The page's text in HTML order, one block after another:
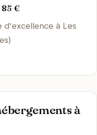
€
d'excellence à Les
à